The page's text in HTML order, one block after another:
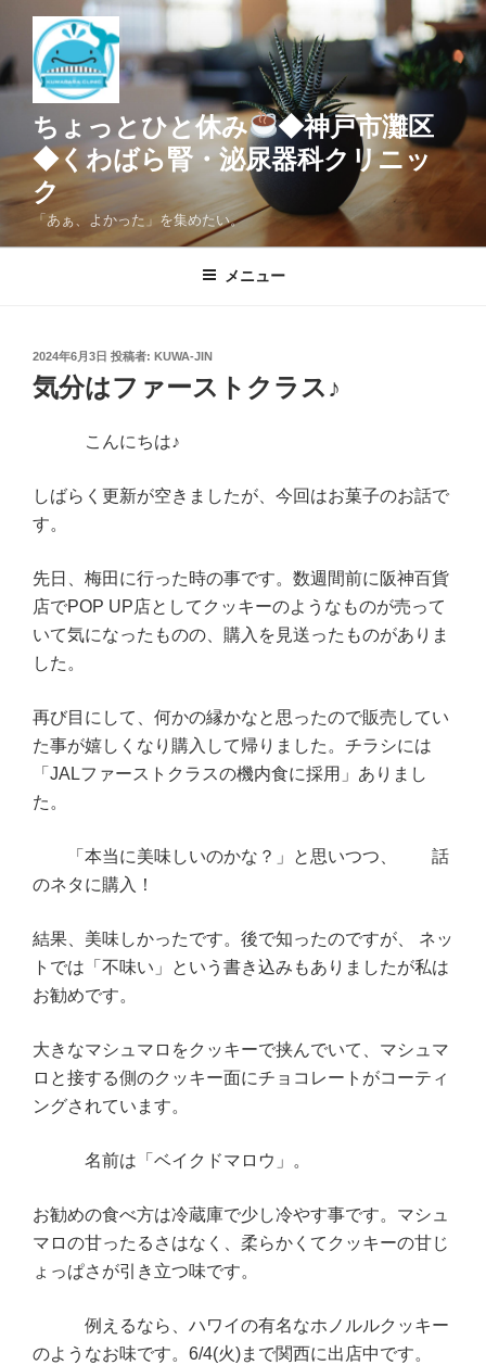
テ
ン
プ
ちょっとひと休み
◆神戸市灘区
◆くわばら腎・泌尿器科クリニッ
ク
「あぁ、よかった」を集めたい。
メニュー
投
稿
日:
2024年6月3日 投稿者: KUWA-JIN
気分はファーストクラス♪
こんにちは♪
しばらく更新が空きましたが、今回はお菓子のお話で
す。
先日、梅田に行った時の事です。数週間前に阪神百貨
店でPOP UP店としてクッキーのようなものが売って
いて気になったものの、購入を見送ったものがありま
した。
再び目にして、何かの縁かなと思ったので販売してい
た事が嬉しくなり購入して帰りました。チラシには
「JALファーストクラスの機内食に採用」ありまし
た。
「本当に美味しいのかな？」と思いつつ、 話
のネタに購入！
結果、美味しかったです。後で知ったのですが、 ネッ
トでは「不味い」という書き込みもありましたが私は
お勧めです。
大きなマシュマロをクッキーで挟んでいて、マシュマ
ロと接する側のクッキー面にチョコレートがコーティ
ングされています。
名前は「ベイクドマロウ」。
お勧めの食べ方は冷蔵庫で少し冷やす事です。マシュ
マロの甘ったるさはなく、柔らかくてクッキーの甘じ
ょっぱさが引き立つ味です。
例えるなら、ハワイの有名なホノルルクッキー
のようなお味です。6/4(火)まで関西に出店中です。